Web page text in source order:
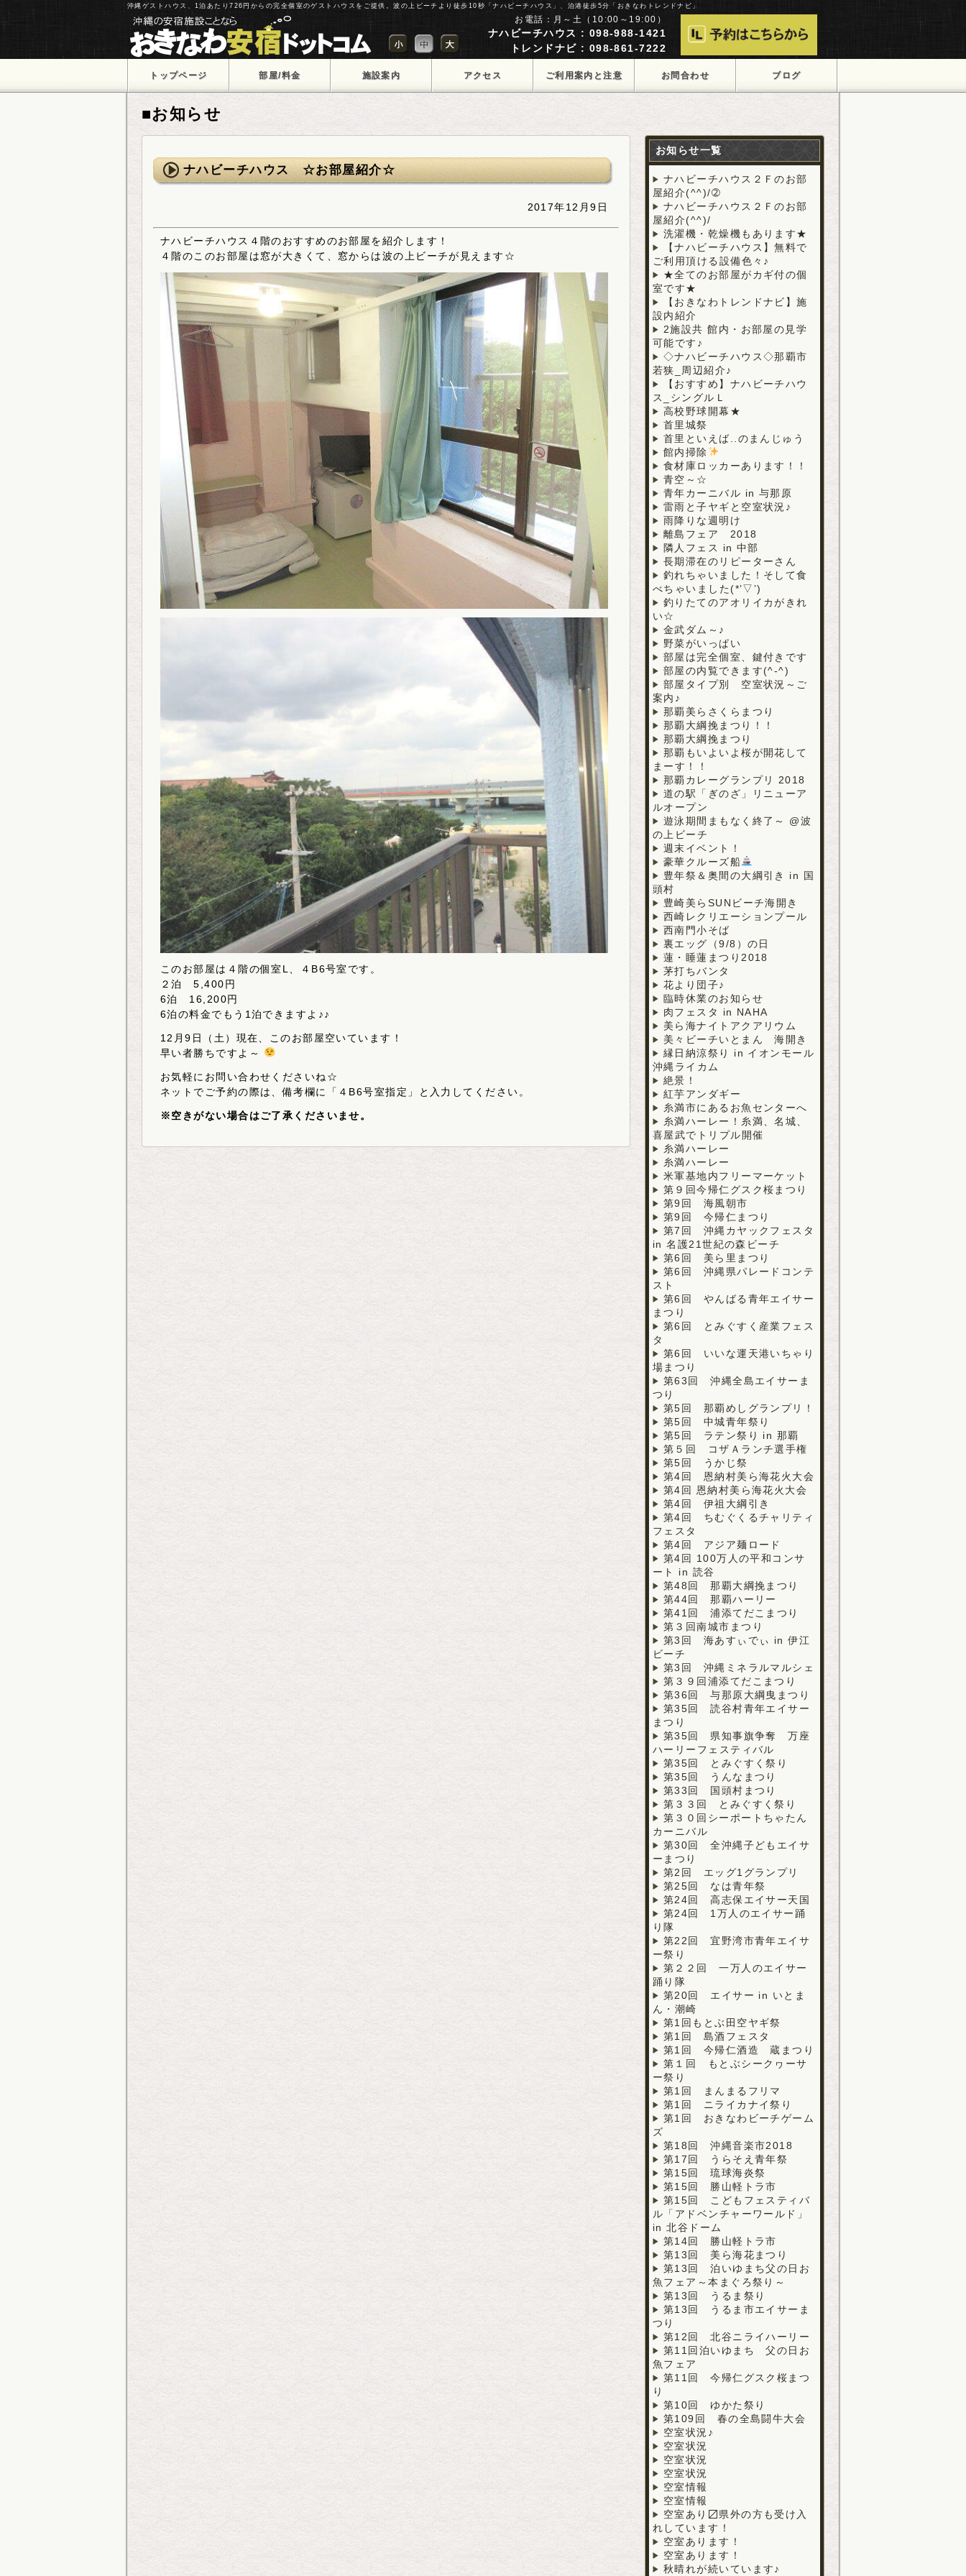
沖縄ゲストハウス、1泊あたり726円からの完全個室のゲストハウスをご提供。波の上ビーチより徒歩10秒「ナハビーチハウス」、泊港徒歩5分「おきなわトレンドナビ」
お電話：月～土（10:00～19:00）
ナハビーチハウス : 098-988-1421
トレンドナビ : 098-861-7222
トップページ 部屋/料金 施設案内 アクセス ご利用案内と注意 お問合わせ ブログ
■お知らせ
ナハビーチハウス ☆お部屋紹介☆
2017年12月9日
ナハビーチハウス４階のおすすめのお部屋を紹介します！
４階のこのお部屋は窓が大きくて、窓からは波の上ビーチが見えます☆
このお部屋は４階の個室L、４B6号室です。
２泊 5,400円
6泊 16,200円
6泊の料金でもう1泊できますよ♪♪
12月9日（土）現在、このお部屋空いています！
早い者勝ちですよ～
お気軽にお問い合わせくださいね☆
ネットでご予約の際は、備考欄に「４B6号室指定」と入力してください。
※空きがない場合はご了承くださいませ。
お知らせ一覧
ナハビーチハウス２Ｆのお部
屋紹介(^^)/➁
ナハビーチハウス２Ｆのお部
屋紹介(^^)/
洗濯機・乾燥機もあります★
【ナハビーチハウス】無料で
ご利用頂ける設備色々♪
★全てのお部屋がカギ付の個
室です★
【おきなわトレンドナビ】施
設内紹介
2施設共 館内・お部屋の見学
可能です♪
◇ナハビーチハウス◇那覇市
若狭_周辺紹介♪
【おすすめ】ナハビーチハウ
ス_シングルＬ
高校野球開幕★
首里城祭
首里といえば..のまんじゅう
館内掃除
食材庫ロッカーあります！！
青空～☆
青年カーニバル in 与那原
雷雨と子ヤギと空室状況♪
雨降りな週明け
離島フェア 2018
隣人フェス in 中部
長期滞在のリピーターさん
釣れちゃいました！そして食
べちゃいました(*’▽’)
釣りたてのアオリイカがきれ
い☆
金武ダム～♪
野菜がいっぱい
部屋は完全個室、鍵付きです
部屋の内覧できます(^-^)
部屋タイプ別 空室状況～ご
案内♪
那覇美らさくらまつり
那覇大綱挽まつり！！
那覇大綱挽まつり
那覇もいよいよ桜が開花して
まーす！！
那覇カレーグランプリ 2018
道の駅「ぎのざ」リニューア
ルオープン
遊泳期間まもなく終了～ @波
の上ビーチ
週末イベント！
豪華クルーズ船
豊年祭＆奥間の大綱引き in 国
頭村
豊崎美らSUNビーチ海開き
西崎レクリエーションプール
西南門小そば
裏エッグ（9/8）の日
蓮・睡蓮まつり2018
茅打ちバンタ
花より団子♪
臨時休業のお知らせ
肉フェスタ in NAHA
美ら海ナイトアクアリウム
美々ビーチいとまん 海開き
縁日納涼祭り in イオンモール
沖縄ライカム
絶景！
紅芋アンダギー
糸満市にあるお魚センターへ
糸満ハーレー！糸満、名城、
喜屋武でトリプル開催
糸満ハーレー
糸満ハーレー
米軍基地内フリーマーケット
第９回今帰仁グスク桜まつり
第9回 海風朝市
第9回 今帰仁まつり
第7回 沖縄カヤックフェスタ
in 名護21世紀の森ビーチ
第6回 美ら里まつり
第6回 沖縄県パレードコンテ
スト
第6回 やんばる青年エイサー
まつり
第6回 とみぐすく産業フェス
タ
第6回 いいな運天港いちゃり
場まつり
第63回 沖縄全島エイサーま
つり
第5回 那覇めしグランプリ！
第5回 中城青年祭り
第5回 ラテン祭り in 那覇
第５回 コザＡランチ選手権
第5回 うかじ祭
第4回 恩納村美ら海花火大会
第4回 恩納村美ら海花火大会
第4回 伊祖大綱引き
第4回 ちむぐくるチャリティ
フェスタ
第4回 アジア麺ロード
第4回 100万人の平和コンサ
ート in 読谷
第48回 那覇大綱挽まつり
第44回 那覇ハーリー
第41回 浦添てだこまつり
第３回南城市まつり
第3回 海あすぃでぃ in 伊江
ビーチ
第3回 沖縄ミネラルマルシェ
第３９回浦添てだこまつり
第36回 与那原大綱曳まつり
第35回 読谷村青年エイサー
まつり
第35回 県知事旗争奪 万座
ハーリーフェスティバル
第35回 とみぐすく祭り
第35回 うんなまつり
第33回 国頭村まつり
第３３回 とみぐすく祭り
第３０回シーポートちゃたん
カーニバル
第30回 全沖縄子どもエイサ
ーまつり
第2回 エッグ1グランプリ
第25回 なは青年祭
第24回 高志保エイサー天国
第24回 1万人のエイサー踊
り隊
第22回 宜野湾市青年エイサ
ー祭り
第２２回 一万人のエイサー
踊り隊
第20回 エイサー in いとま
ん・潮崎
第1回もとぶ田空ヤギ祭
第1回 島酒フェスタ
第1回 今帰仁酒造 蔵まつり
第１回 もとぶシークヮーサ
ー祭り
第1回 まんまるフリマ
第1回 ニライカナイ祭り
第1回 おきなわビーチゲーム
ズ
第18回 沖縄音楽市2018
第17回 うらそえ青年祭
第15回 琉球海炎祭
第15回 勝山軽トラ市
第15回 こどもフェスティバ
ル「アドベンチャーワールド」
in 北谷ドーム
第14回 勝山軽トラ市
第13回 美ら海花まつり
第13回 泊いゆまち父の日お
魚フェア～本まぐろ祭り～
第13回 うるま祭り
第13回 うるま市エイサーま
つり
第12回 北谷ニライハーリー
第11回泊いゆまち 父の日お
魚フェア
第11回 今帰仁グスク桜まつ
り
第10回 ゆかた祭り
第109回 春の全島闘牛大会
空室状況♪
空室状況
空室状況
空室状況
空室情報
空室情報
空室あり〼県外の方も受け入
れしています！
空室あります！
空室あります！
秋晴れが続いています♪